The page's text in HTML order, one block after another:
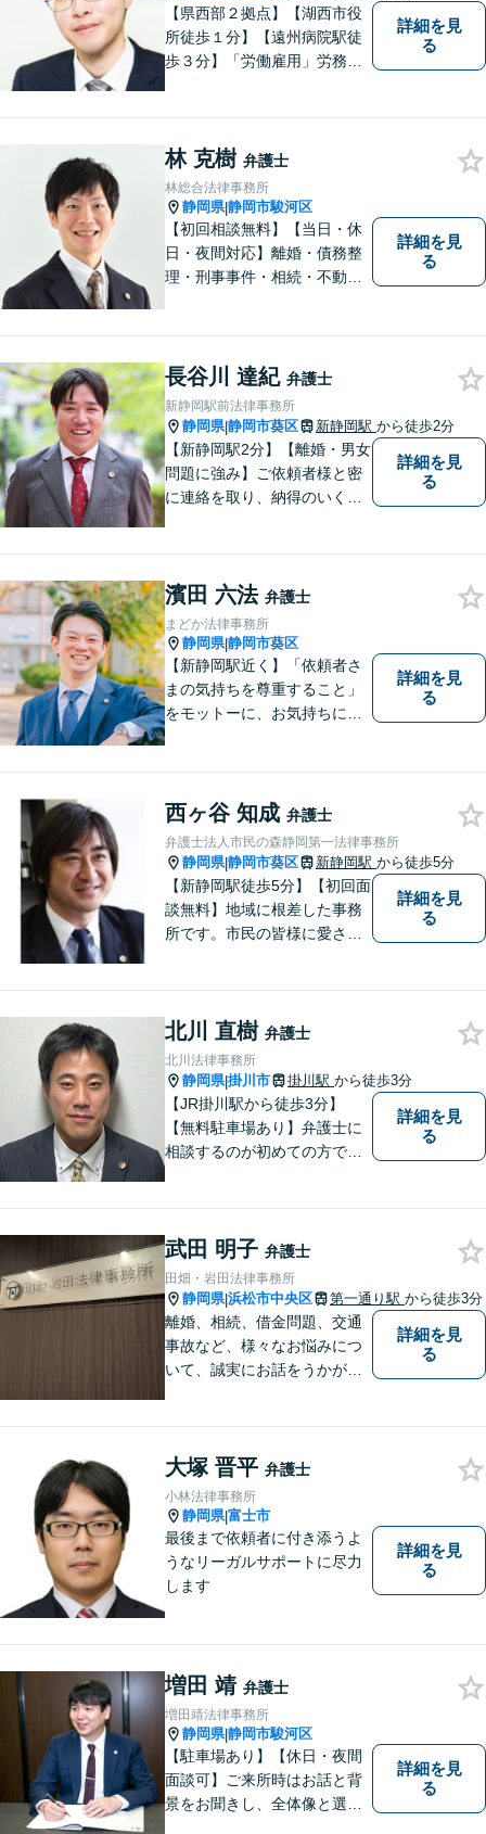
【県西部２拠点】【湖西市役
所徒歩１分】【遠州病院駅徒
歩３分】「労働雇用」労務関
すべてお任せください／「交
通事故」損害賠償額を増額！
【夜間休日対応】【電話相
談】
詳細を見
る
林 克樹 弁護士
林総合法律事務所
静岡県|静岡市駿河区
【初回相談無料】【当日・休
日・夜間対応】離婚・債務整
理・刑事事件・相続・不動産
す。法人・個人事業主の事業
再建・債務整理の問題解決に
自信があります。
詳細を見
る
長谷川 達紀 弁護士
新静岡駅前法律事務所
静岡県|静岡市葵区 新静岡駅 から徒歩2分
【新静岡駅2分】【離婚・男女
問題に強み】ご依頼者様と密
に連絡を取り、納得のいく解
的に行っております。お困り
でしたら、お気軽にご相談く
ださい！
詳細を見
る
濱田 六法 弁護士
まどか法律事務所
静岡県|静岡市葵区
【新静岡駅近く】「依頼者さ
まの気持ちを尊重すること」
をモットーに、お気持ちに寄
ご相談ください【交通事故】
豊富な経験と実績で早期に解
決
詳細を見
る
西ヶ谷 知成 弁護士
弁護士法人市民の森静岡第一法律事務所
静岡県|静岡市葵区 新静岡駅 から徒歩5分
【新静岡駅徒歩5分】【初回面
談無料】地域に根差した事務
所です。市民の皆様に愛され
軽にご連絡ください。
詳細を見
る
北川 直樹 弁護士
北川法律事務所
静岡県|掛川市 掛川駅 から徒歩3分
【JR掛川駅から徒歩3分】
【無料駐車場あり】弁護士に
相談するのが初めての方でも
には、可能な限り早く解決に
至るよう迅速に対応いたしま
す。まずはお気軽にご相談く
ださい。
詳細を見
る
武田 明子 弁護士
田畑・岩田法律事務所
静岡県|浜松市中央区 第一通り駅 から徒歩3分
離婚、相続、借金問題、交通
事故など、様々なお悩みにつ
いて、誠実にお話をうかが
詳細を見
る
大塚 晋平 弁護士
小林法律事務所
静岡県|富士市
最後まで依頼者に付き添うよ
うなリーガルサポートに尽力
します
詳細を見
る
増田 靖 弁護士
増田靖法律事務所
静岡県|静岡市駿河区
【駐車場あり】【休日・夜間
面談可】ご来所時はお話と背
景をお聞きし、全体像と選択
詳細を見
る